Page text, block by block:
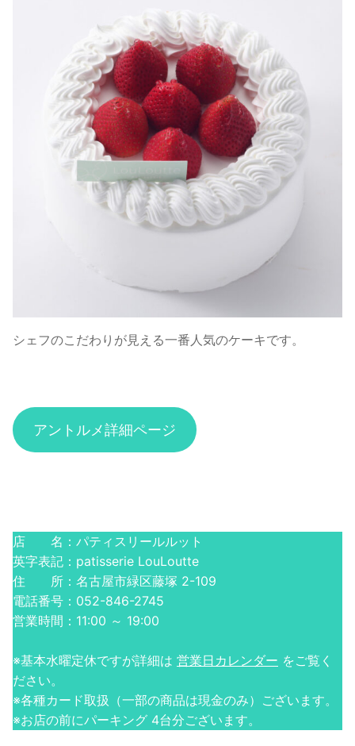
シェフのこだわりが見える一番人気のケーキです。
アントルメ詳細ページ
店 名：パティスリールルット
英字表記：patisserie LouLoutte
住 所：名古屋市緑区藤塚 2-109
電話番号：052-846-2745
営業時間：11:00 ～ 19:00
※基本水曜定休ですが詳細は 営業日カレンダー をご覧く
ださい。
※各種カード取扱（一部の商品は現金のみ）ございます。
※お店の前にパーキング 4台分ございます。